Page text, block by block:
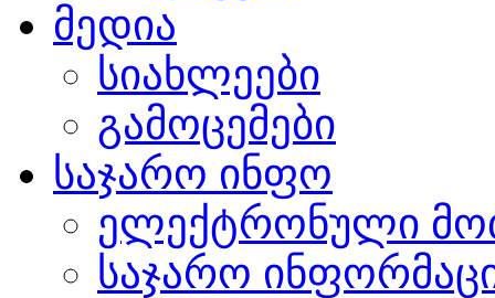
მედია
სიახლეები
გამოცემები
საჯარო ინფო
ელექტრონული
საჯარო